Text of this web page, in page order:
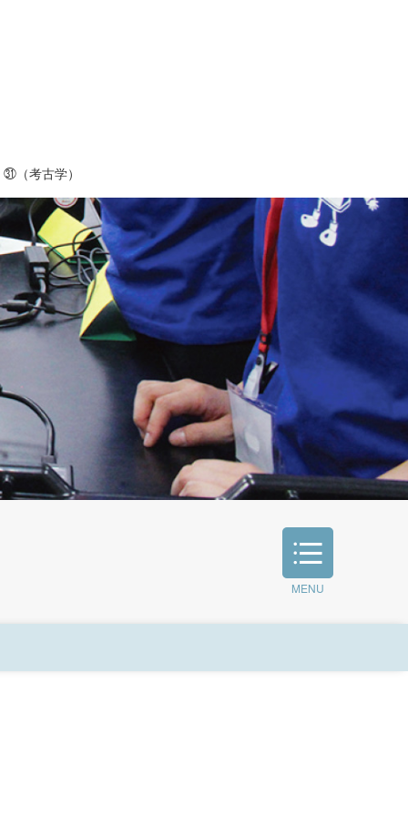
（考古学）
MENU